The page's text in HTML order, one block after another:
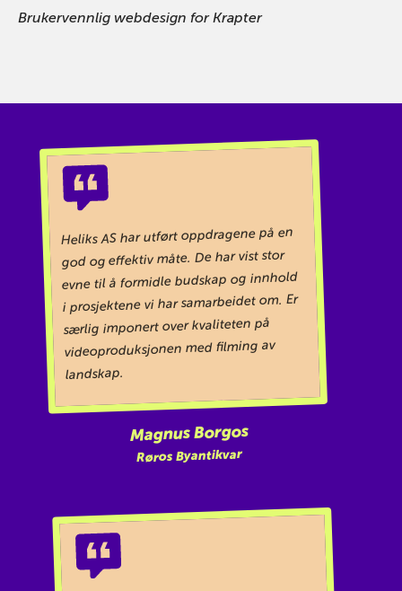
Brukervennlig webdesign for Krapter
Heliks AS har utført oppdragene på en
god og effektiv måte. De har vist stor
evne til å formidle budskap og innhold
i prosjektene vi har samarbeidet om. Er
særlig imponert over kvaliteten på
videoproduksjonen med filming av
landskap.
Magnus Borgos
Røros Byantikvar